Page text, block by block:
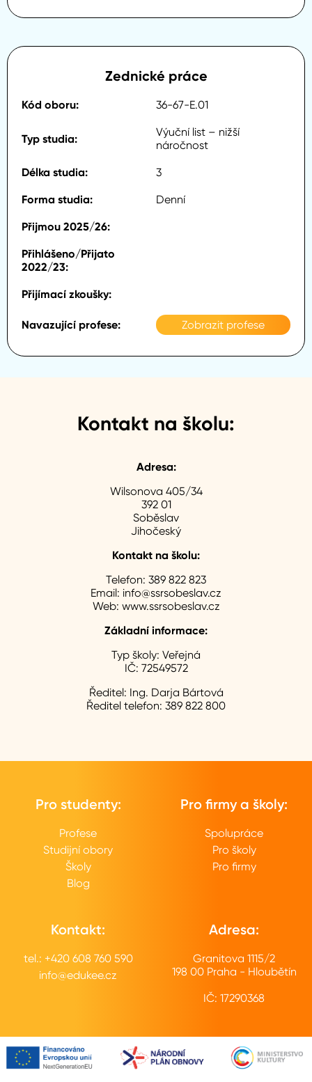
Zednické práce
36-67-E.01
Výuční list – nižší
náročnost
3
Denní
Zobrazit profese
Kontakt na školu:
Adresa:
Wilsonova 405/34
392 01
Soběslav
Jihočeský
Kontakt na školu:
Telefon: 389 822 823
Email: info@ssrsobeslav.cz
Web: www.ssrsobeslav.cz
Základní informace:
Typ školy: Veřejná
IČ: 72549572
Ředitel: Ing. Darja Bártová
Ředitel telefon: 389 822 800
Pro studenty:
Profese
Studijní obory
Školy
Blog
Pro firmy a školy:
Spolupráce
Pro školy
Pro firmy
Kontakt:
tel.: +420 608 760 590
info@edukee.cz
Adresa:
Granitova 1115/2
198 00 Praha - Hloubětín
IČ: 17290368